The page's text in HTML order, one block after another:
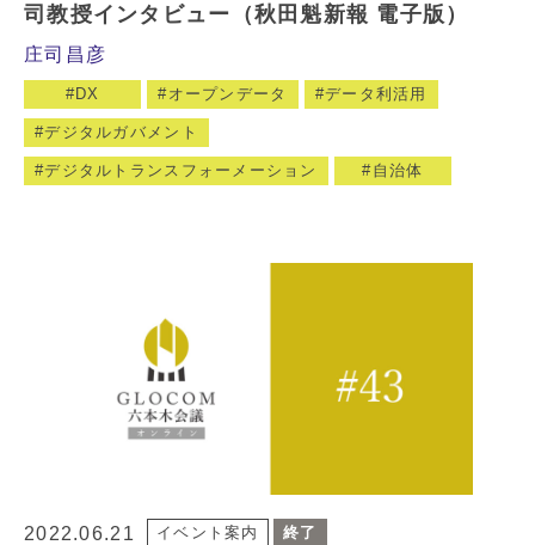
司教授インタビュー（秋田魁新報 電子版）
庄司昌彦
DX オープンデータ データ利活用
デジタルガバメント
デジタルトランスフォーメーション 自治体
2022.06.21 イベント案内 終了